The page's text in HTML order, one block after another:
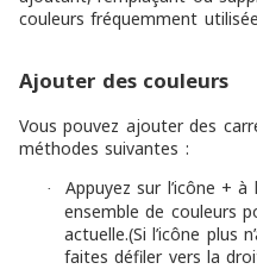
couleurs fréquemment
Ajouter des couleurs
Vous pouvez ajouter des
méthodes suivantes :
·
Appuyez sur l’icône +
ensemble de couleurs
actuelle.(Si l’icône plus
faites défiler vers la